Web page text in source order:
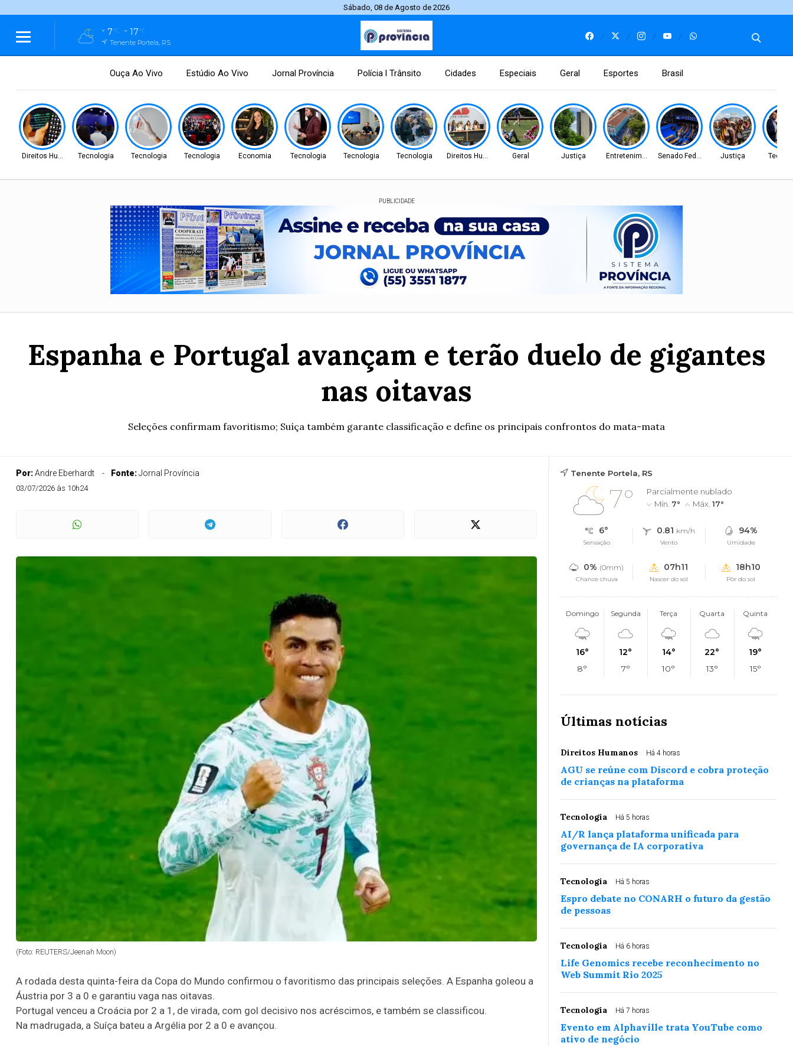
Sábado, 08 de Agosto de 2026
7°C 17°C
Tenente Portela, RS
Ouça Ao Vivo Estúdio Ao Vivo Jornal Província Polícia l Trânsito Cidades Especiais Geral Esportes Brasil
Direitos HumanosTecnologia Tecnologia Tecnologia Economia Tecnologia Tecnologia Tecnologia Direitos Humanos Geral Justiça Entretenimento Senado Federal Justiça
PUBLICIDADE
Espanha e Portugal avançam e terão duelo de gigantes
nas oitavas
Seleções confirmam favoritismo; Suíça também garante classificação e define os principais confrontos do mata-mata
Por:Andre Eberhardt Fonte:Jornal Província
03/07/2026 às 10h24
(Foto: REUTERS/Jeenah Moon)
A rodada desta quinta-feira da Copa do Mundo confirmou o favoritismo das principais seleções. A Espanha goleou a
Áustria por 3 a 0 e garantiu vaga nas oitavas.
Portugal venceu a Croácia por 2 a 1, de virada, com gol decisivo nos acréscimos, e também se classificou.
Na madrugada, a Suíça bateu a Argélia por 2 a 0 e avançou.
Tenente Portela, RS
7°
Parcialmente nublado
Mín. 7° Máx. 17°
6°
Sensação
0.81 km/h
Vento
94%
Umidade
0% (0mm)
Chance chuva
07h11
Nascer do sol
18h10
Pôr do sol
Domingo
16°
8°
Segunda
12°
7°
Terça
14°
10°
Quarta
22°
13°
Quinta
19°
15°
Últimas notícias
Direitos Humanos Há 4 horas
AGU se reúne com Discord e cobra proteção
de crianças na plataforma
Tecnologia Há 5 horas
AI/R lança plataforma unificada para
governança de IA corporativa
Tecnologia Há 5 horas
Espro debate no CONARH o futuro da gestão
de pessoas
Tecnologia Há 6 horas
Life Genomics recebe reconhecimento no
Web Summit Rio 2025
Tecnologia Há 7 horas
Evento em Alphaville trata YouTube como
ativo de negócio